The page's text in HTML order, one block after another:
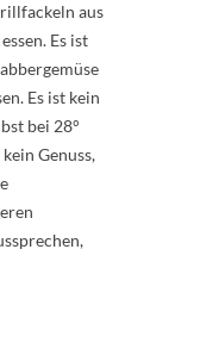
aus
Es ist
Es ist kein
bei 28°
Genuss,